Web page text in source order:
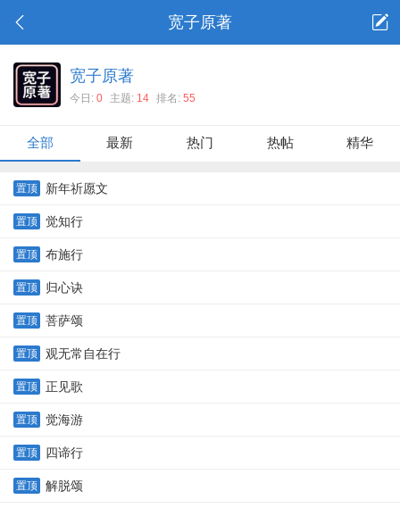
宽子原著
宽子原著
今日: 0 主题: 14 排名: 55
全部 最新 热门 热帖 精华
置顶 新年祈愿文
置顶 觉知行
置顶 布施行
置顶 归心诀
置顶 菩萨颂
置顶 观无常自在行
置顶 正见歌
置顶 觉海游
置顶 四谛行
置顶 解脱颂